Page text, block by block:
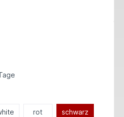
rot schwarz